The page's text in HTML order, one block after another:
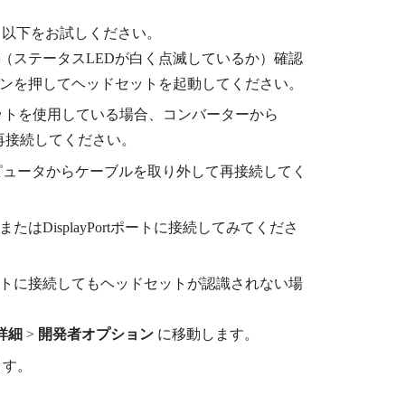
下をお試しください。
ステータスLEDが白く点滅しているか）確認
を押してヘッドセットを起動してください。
を使用している場合、コンバーターから
続してください。
ータからケーブルを取り外して再接続してく
たはDisplayPortポートに接続してみてくださ
に接続してもヘッドセットが認識されない場
細 > 開発者オプションに移動します。
。